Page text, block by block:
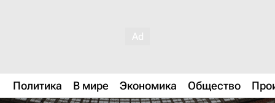
Политика В мире Экономика Общество